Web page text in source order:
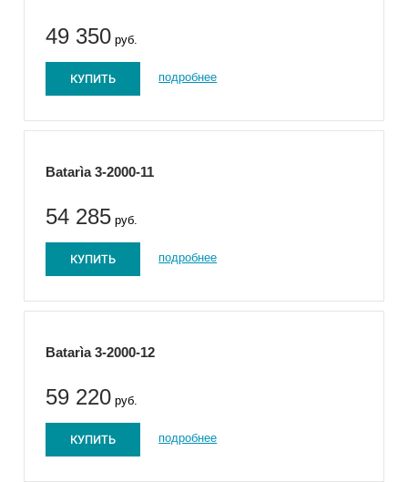
49 350 руб.
КУПИТЬ подробнее
Batarìa 3-2000-11
54 285 руб.
КУПИТЬ подробнее
Batarìa 3-2000-12
59 220 руб.
КУПИТЬ подробнее